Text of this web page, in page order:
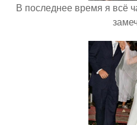
В последнее время я всё